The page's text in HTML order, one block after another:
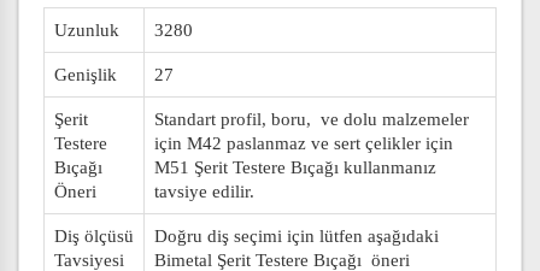
Uzunluk 3280
Genişlik 27
Şerit
Testere
Bıçağı
Öneri
Standart profil, boru, ve dolu malzemeler
için M42 paslanmaz ve sert çelikler için
M51 Şerit Testere Bıçağı kullanmanız
tavsiye edilir.
Diş ölçüsü
Tavsiyesi
Doğru diş seçimi için lütfen aşağıdaki
Bimetal Şerit Testere Bıçağı öneri